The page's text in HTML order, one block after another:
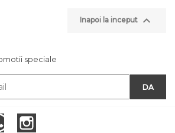
Inapoi la inceput 
speciale
RSS